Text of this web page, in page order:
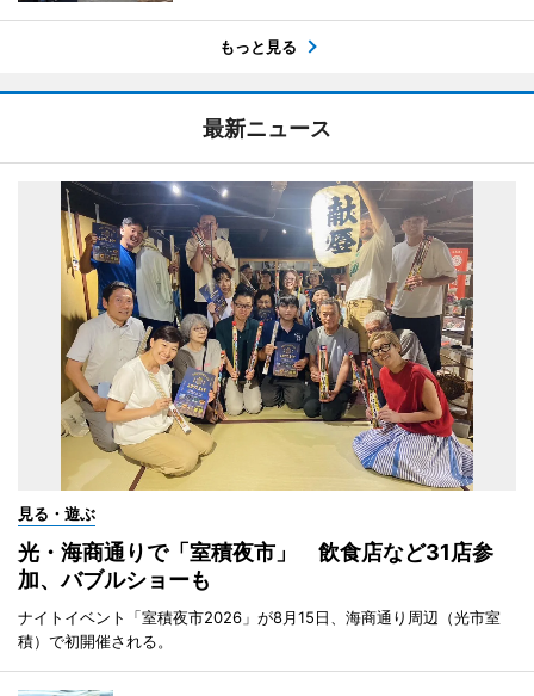
もっと見る
最新ニュース
見る・遊ぶ
光・海商通りで「室積夜市」 飲食店など31店参
加、バブルショーも
ナイトイベント「室積夜市2026」が8月15日、海商通り周辺（光市室
積）で初開催される。